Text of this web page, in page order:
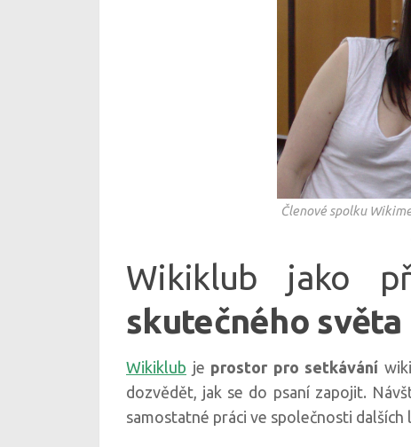
Členové spolku
Wikiklub jako
skutečného světa
Wikiklub je prostor pro setkávání
dozvědět, jak se do psaní zapojit.
samostatné práci ve společnosti dalších